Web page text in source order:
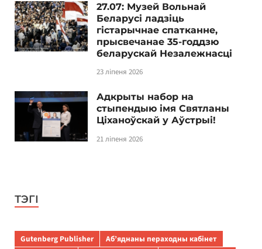
27.07: Музей Вольнай
Беларусі ладзіць
гістарычнае спатканне,
прысвечанае 35-годдзю
беларускай Незалежнасці
23 ліпеня 2026
Адкрыты набор на
стыпендыю імя Святланы
Ціханоўскай у Аўстрыі!
21 ліпеня 2026
ТЭГІ
Gutenberg Publisher
Аб’яднаны пераходны кабінет